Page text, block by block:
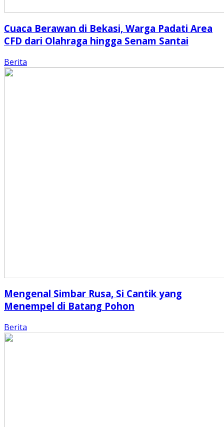
Cuaca Berawan di Bekasi, Warga Padati Area
CFD dari Olahraga hingga Senam Santai
Berita
Mengenal Simbar Rusa, Si Cantik yang
Menempel di Batang Pohon
Berita